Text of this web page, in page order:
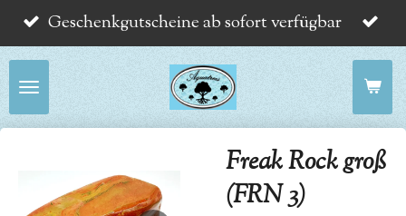
Zum
Hauptinhalt
springen
Geschenkgutscheine ab sofort verfügbar
Freak Rock groß
(FRN 3)